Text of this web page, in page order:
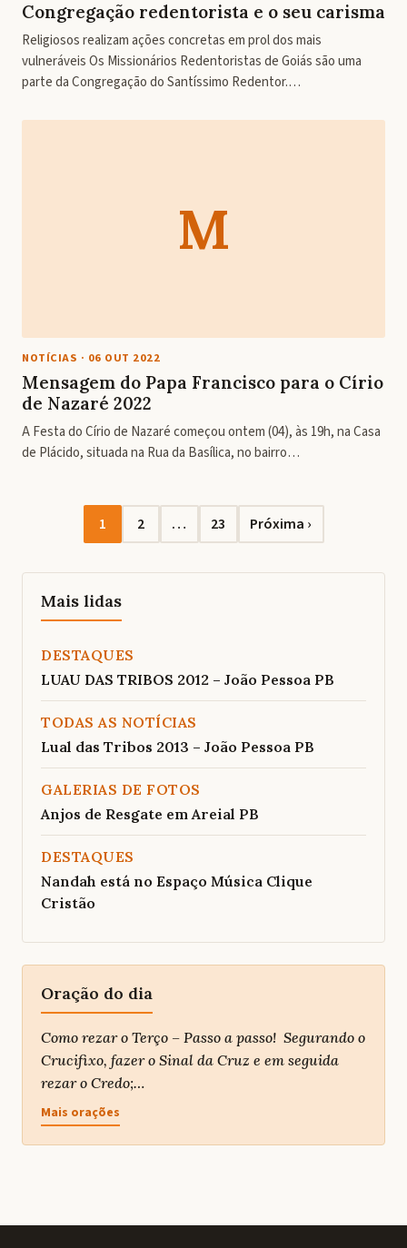
Congregação redentorista e o seu carisma
Religiosos realizam ações concretas em prol dos mais
vulneráveis Os Missionários Redentoristas de Goiás são uma
parte da Congregação do Santíssimo Redentor.…
M
NOTÍCIAS · 06 OUT 2022
Mensagem do Papa Francisco para o Círio
de Nazaré 2022
A Festa do Círio de Nazaré começou ontem (04), às 19h, na Casa
de Plácido, situada na Rua da Basílica, no bairro…
Navegação
1 2 … 23 Próxima ›
Mais lidas
DESTAQUES
LUAU DAS TRIBOS 2012 – João Pessoa PB
TODAS AS NOTÍCIAS
Lual das Tribos 2013 – João Pessoa PB
GALERIAS DE FOTOS
Anjos de Resgate em Areial PB
DESTAQUES
Nandah está no Espaço Música Clique
Cristão
Oração do dia
Como rezar o Terço – Passo a passo! Segurando o
Crucifixo, fazer o Sinal da Cruz e em seguida
rezar o Credo;…
Mais orações